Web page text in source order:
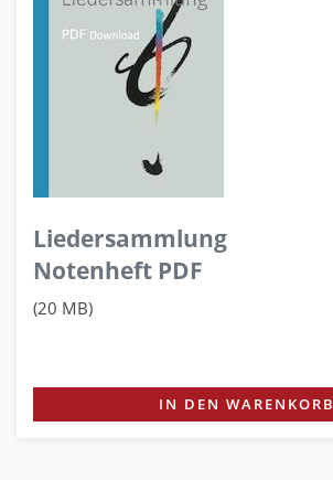
Liedersammlung
Notenheft PDF
(20 MB)
IN DEN WARENKORB